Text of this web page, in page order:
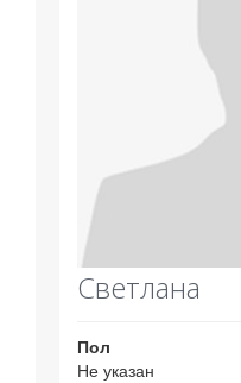
Светлана
Пол
Не указан